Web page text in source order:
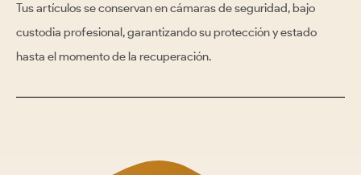
Tus artículos se conservan encámaras de seguridad, bajo
custodia profesional, garantizando su protección y estado
hasta el momento de la recuperación.